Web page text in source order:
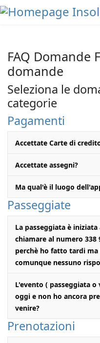
FAQ Domande
domande
Seleziona le
categorie
Pagamenti
Accettate Carte di
Accettate assegni?
Ma qual'è il luogo
Passeggiate
La passeggiata è
chiamare al numero 338
perchè ho fatto tardi
comunque nessuno
L'evento ( passeggiata
oggi e non ho ancora
venire?
Prenotazioni